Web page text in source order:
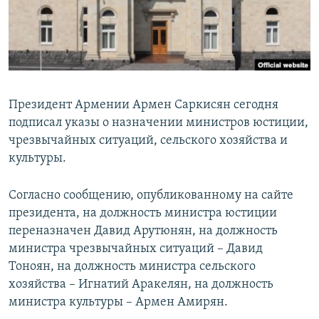
Հայերեն
English
Все сайты Радио Азатутюн
Президент Армении Армен Саркисян сегодня
подписал указы о назначении министров юстиции,
чрезвычайных ситуаций, сельского хозяйства и
культуры.
Согласно сообщению, опубликованному на сайте
президента, на должность министра юстиции
переназначен Давид Арутюнян, на должность
министра чрезвычайных ситуаций – Давид
Тоноян, на должность министра сельского
хозяйства – Игнатий Аракелян, на должность
министра культуры – Армен Амирян.